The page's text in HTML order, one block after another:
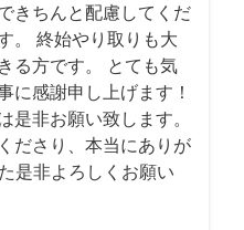
きちんと配慮してくだ
。 終始やり取りも大
る方です。 とても気
に感謝申し上げます！
是非お願い致します。
ださり、本当にありが
是非よろしくお願い